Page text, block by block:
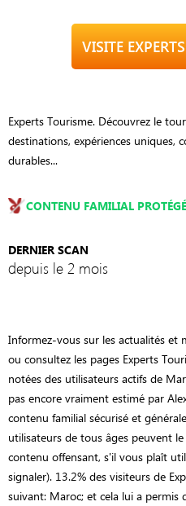
VISITE
Experts Tourisme. Découvrez le
destinations, expériences uniques,
durables...
CONTENU FAMILIAL PROTÉGÉ
DERNIER SCAN
depuis le 2 mois
Informez-vous sur les actualités et
ou consultez les pages Experts
notées des utilisateurs actifs de
pas encore vraiment estimé par
contenu familial sécurisé et
utilisateurs de tous âges peuvent
contenu offensant, s'il vous plaît
signaler). 13.2% des visiteurs de
suivant: Maroc; et cela lui a permis